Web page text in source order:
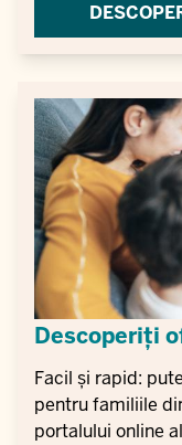
Descoperiți
Facil și rapid:
pentru familiile
portalului online